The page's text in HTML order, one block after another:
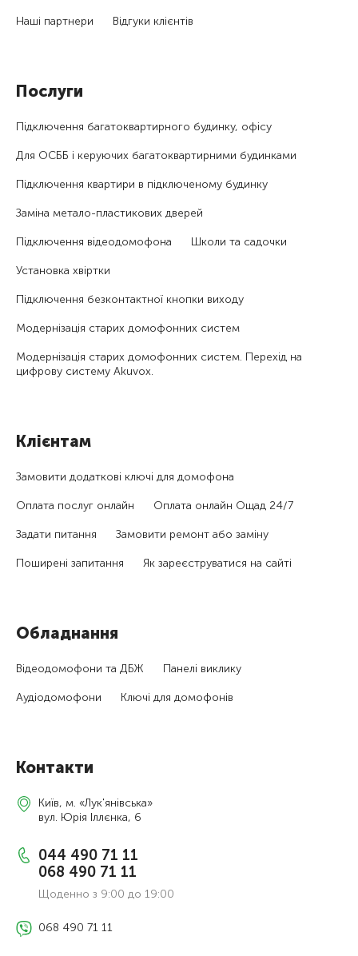
Наші партнери Відгуки клієнтів
Послуги
Підключення багатоквартирного будинку, офісу
Для ОСББ і керуючих багатоквартирними будинками
Підключення квартири в підключеному будинку
Заміна метало-пластикових дверей
Підключення відеодомофона Школи та садочки
Установка хвіртки
Підключення безконтактної кнопки виходу
Модернізація старих домофонних систем
Модернізація старих домофонних систем. Перехід на
цифрову систему Akuvox.
Клієнтам
Замовити додаткові ключі для домофона
Оплата послуг онлайн Оплата онлайн Ощад 24/7
Задати питання Замовити ремонт або заміну
Поширені запитання Як зареєструватися на сайті
Обладнання
Відеодомофони та ДБЖ Панелі виклику
Аудіодомофони Ключі для домофонів
Контакти
Київ, м. «Лук'янівська»
вул. Юрія Іллєнка, 6
044 490 71 11
068 490 71 11
Щоденно з 9:00 до 19:00
068 490 71 11